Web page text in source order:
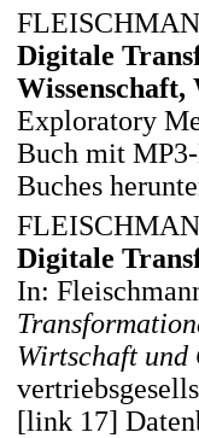
Digitale
Exploratory
Buch mit
Buches
Digitale
In:
Wirtschaft und
[link 17]